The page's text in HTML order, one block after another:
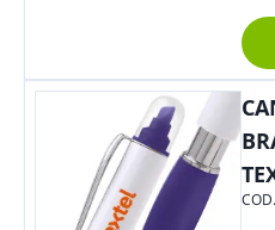
De